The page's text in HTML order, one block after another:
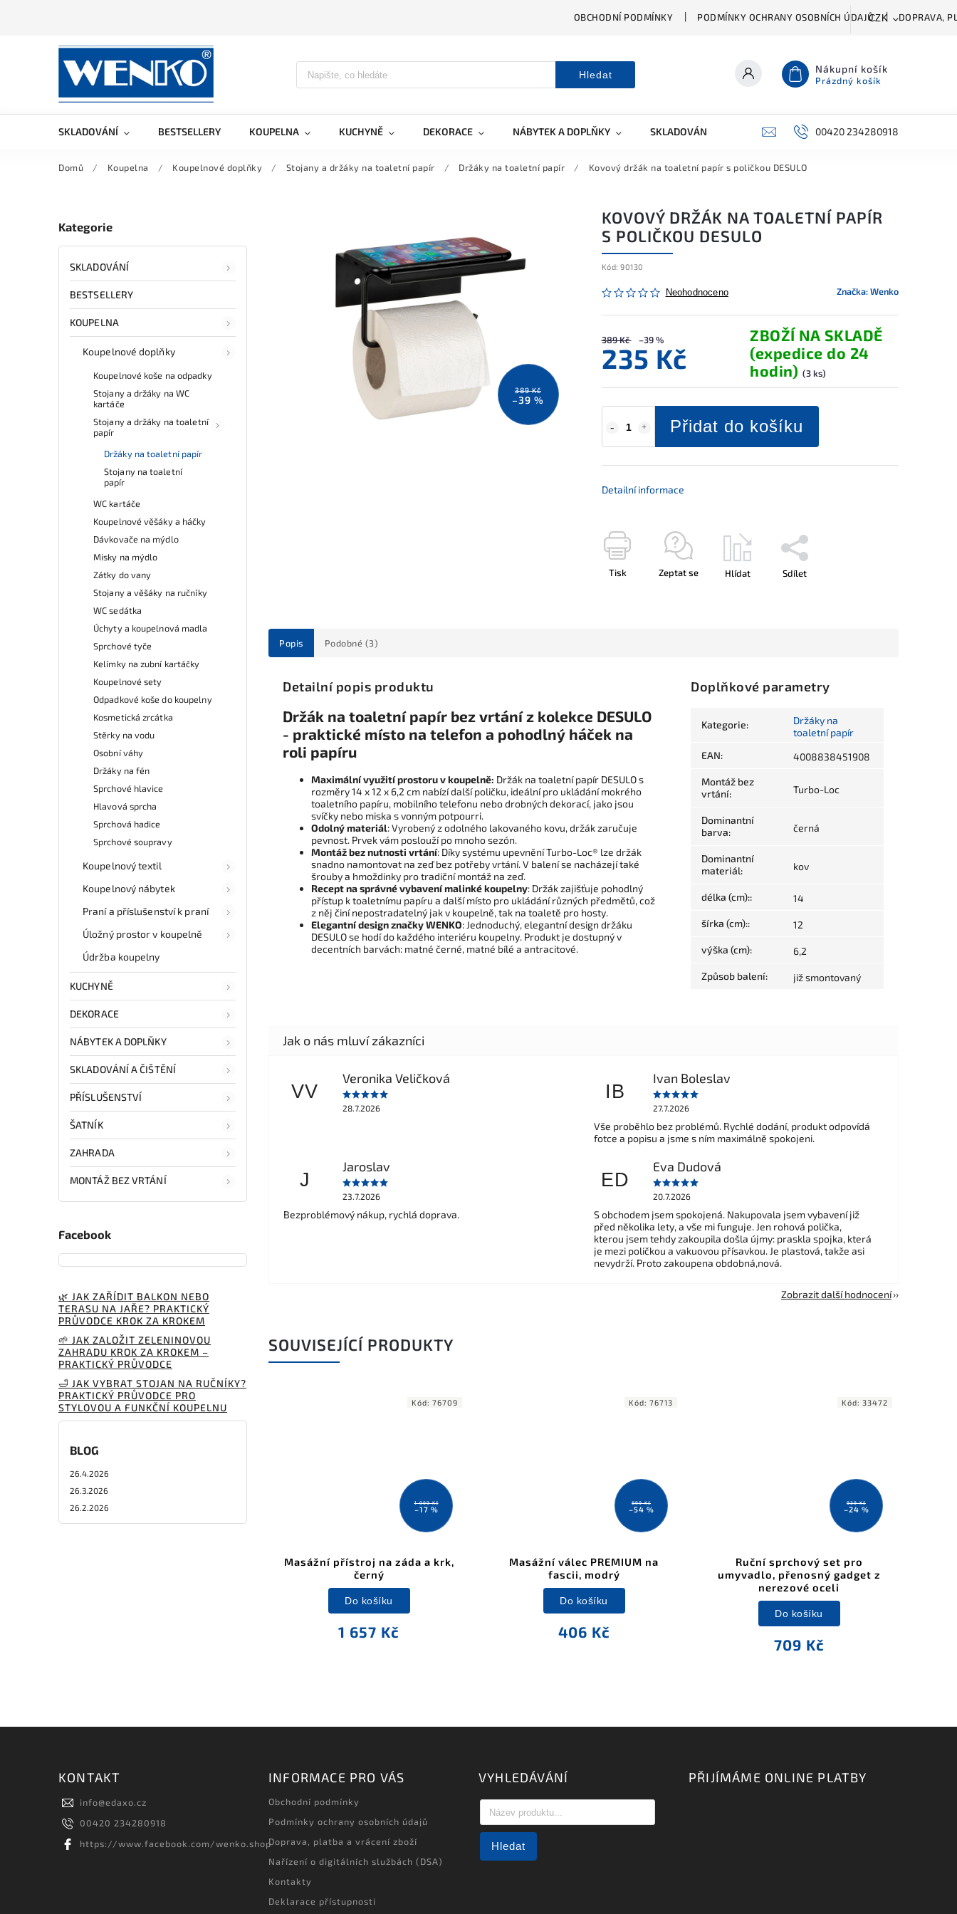
OBCHODNÍ PODMÍNKY PODMÍNKY OCHRANY OSOBNÍCH ÚDAJŮ DOPRAVA,
CZK
Hledat Nákupní košík
Prázdný košík
SKLADOVÁNÍ BESTSELLERY KOUPELNA KUCHYNĚ DEKORACE NÁBYTEK A DOPLŇKY SKLADOVÁNÍ A ČIŠTĚNÍ PŘÍSLUŠENSTVÍ
00420 234280918
Domů / Koupelna / Koupelnové doplňky / Stojany a držáky na toaletní papír / Držáky na toaletní papír / Kovový držák na toaletní papír s poličkou DESULO
Kategorie
SKLADOVÁNÍ
BESTSELLERY
KOUPELNA
Koupelnové doplňky
Koupelnové koše na odpadky
Stojany a držáky na WC
kartáče
Stojany a držáky na toaletní
papír
Držáky na toaletní papír
Stojany na toaletní
papír
WC kartáče
Koupelnové věšáky a háčky
Dávkovače na mýdlo
Misky na mýdlo
Zátky do vany
Stojany a věšáky na ručníky
WC sedátka
Úchyty a koupelnová madla
Sprchové tyče
Kelímky na zubní kartáčky
Koupelnové sety
Odpadkové koše do koupelny
Kosmetická zrcátka
Stěrky na vodu
Osobní váhy
Držáky na fén
Sprchové hlavice
Hlavová sprcha
Sprchová hadice
Sprchové soupravy
Koupelnový textil
Koupelnový nábytek
Praní a příslušenství k praní
Úložný prostor v koupelně
Údržba koupelny
KUCHYNĚ
DEKORACE
NÁBYTEK A DOPLŇKY
SKLADOVÁNÍ A ČIŠTĚNÍ
PŘÍSLUŠENSTVÍ
ŠATNÍK
ZAHRADA
MONTÁŽ BEZ VRTÁNÍ
Facebook
🌿 JAK ZAŘÍDIT BALKON NEBO
TERASU NA JAŘE? PRAKTICKÝ
PRŮVODCE KROK ZA KROKEM
🌱 JAK ZALOŽIT ZELENINOVOU
ZAHRADU KROK ZA KROKEM –
PRAKTICKÝ PRŮVODCE
🛁 JAK VYBRAT STOJAN NA RUČNÍKY?
PRAKTICKÝ PRŮVODCE PRO
STYLOVOU A FUNKČNÍ KOUPELNU
BLOG
26.4.2026
26.3.2026
26.2.2026
389 Kč
–39 %
KOVOVÝ DRŽÁK NA TOALETNÍ PAPÍR
S POLIČKOU DESULO
Kód: 90130
Neohodnoceno Značka:Wenko
389 Kč –39 %
235 Kč
ZBOŽÍ NA SKLADĚ
(expedice do 24
hodin) (3 ks)
Přidat do košíku
Detailní informace
Tisk Zeptat se Hlídat Sdílet
Popis Podobné (3)
Detailní popis produktu
Držák na toaletní papír bez vrtání z kolekce DESULO
- praktické místo na telefon a pohodlný háček na
roli papíru
Maximální využití prostoru v koupelně: Držák na toaletní papír DESULO s
rozměry 14 x 12 x 6,2 cm nabízí další poličku, ideální pro ukládání mokrého
toaletního papíru, mobilního telefonu nebo drobných dekorací, jako jsou
svíčky nebo miska s vonným potpourri.
Odolný materiál: Vyrobený z odolného lakovaného kovu, držák zaručuje
pevnost. Prvek vám poslouží po mnoho sezón.
Montáž bez nutnosti vrtání: Díky systému upevnění Turbo-Loc® lze držák
snadno namontovat na zeď bez potřeby vrtání. V balení se nacházejí také
šrouby a hmoždinky pro tradiční montáž na zeď.
Recept na správné vybavení malinké koupelny: Držák zajišťuje pohodlný
přístup k toaletnímu papíru a další místo pro ukládání různých předmětů, což
z něj činí nepostradatelný jak v koupelně, tak na toaletě pro hosty.
Elegantní design značky WENKO: Jednoduchý, elegantní design držáku
DESULO se hodí do každého interiéru koupelny. Produkt je dostupný v
decentních barvách: matné černé, matné bílé a antracitové.
Doplňkové parametry
Kategorie:
Držáky na
toaletní papír
EAN: 4008838451908
Montáž bez
vrtání: Turbo-Loc
Dominantní
barva: černá
Dominantní
materiál: kov
délka (cm):: 14
šírka (cm):: 12
výška (cm): 6,2
Způsob balení: již smontovaný
VV
Veronika Veličková
28.7.2026
IB
Ivan Boleslav
27.7.2026
Vše proběhlo bez problémů. Rychlé dodání, produkt odpovídá
fotce a popisu a jsme s ním maximálně spokojeni.
J
Jaroslav
23.7.2026
Bezproblémový nákup, rychlá doprava.
ED
Eva Dudová
20.7.2026
S obchodem jsem spokojená. Nakupovala jsem vybavení již
před několika lety, a vše mi funguje. Jen rohová polička,
kterou jsem tehdy zakoupila došla újmy: praskla spojka, která
je mezi poličkou a vakuovou přísavkou. Je plastová, takže asi
nevydrží. Proto zakoupena obdobná,nová.
Zobrazit další hodnocení
SOUVISEJÍCÍ PRODUKTY
1 999 Kč
–17 %
Masážní přístroj na záda a krk,
černý
1 657 Kč
Do košíku
Kód: 76709
899 Kč
–54 %
Masážní válec PREMIUM na
fascii, modrý
406 Kč
Do košíku
Kód: 76713
939 Kč
–24 %
Ruční sprchový set pro
umyvadlo, přenosný gadget z
nerezové oceli
709 Kč
Do košíku
Kód: 33472
KONTAKT
info@edaxo.cz
00420 234280918
https://www.facebook.com/wenko.shop
INFORMACE PRO VÁS
Obchodní podmínky
Podmínky ochrany osobních údajů
Doprava, platba a vrácení zboží
Nařízení o digitálních službách (DSA)
Kontakty
Deklarace přístupnosti
VYHLEDÁVÁNÍ
Hledat
PŘIJÍMÁME ONLINE PLATBY